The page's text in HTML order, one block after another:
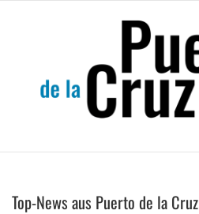
Top-News aus Puerto de la Cruz